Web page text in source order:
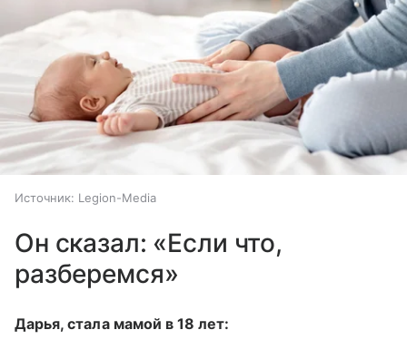
Источник: Legion-Media
Он сказал: «Если что,
разберемся»
Дарья, стала мамой в 18 лет: